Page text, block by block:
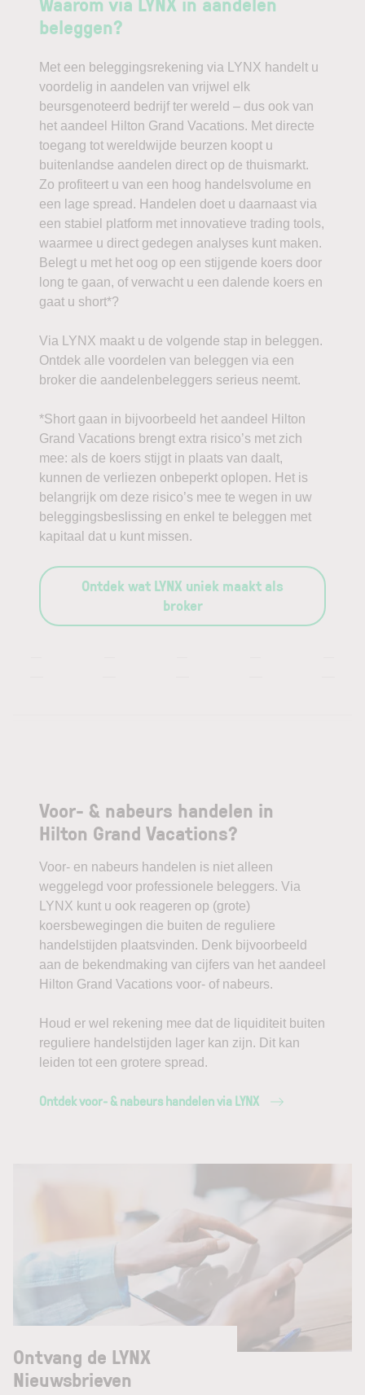
beleggen?
Met een beleggingsrekening via LYNX handelt u
voordelig in aandelen van vrijwel elk
beursgenoteerd bedrijf ter wereld – dus ook van
het aandeel Hilton Grand Vacations. Met directe
toegang tot wereldwijde beurzen koopt u
buitenlandse aandelen direct op de thuismarkt.
Zo profiteert u van een hoog handelsvolume en
een lage spread. Handelen doet u daarnaast via
een stabiel platform met innovatieve trading tools,
waarmee u direct gedegen analyses kunt maken.
Belegt u met het oog op een stijgende koers door
long te gaan, of verwacht u een dalende koers en
gaat u short*?
Via LYNX maakt u de volgende stap in beleggen.
Ontdek alle voordelen van beleggen via een
broker die aandelenbeleggers serieus neemt.
*Short gaan in bijvoorbeeld het aandeel Hilton
Grand Vacations brengt extra risico’s met zich
mee: als de koers stijgt in plaats van daalt,
kunnen de verliezen onbeperkt oplopen. Het is
belangrijk om deze risico’s mee te wegen in uw
beleggingsbeslissing en enkel te beleggen met
kapitaal dat u kunt missen.
Ontdek wat LYNX uniek maakt als
broker
Voor- & nabeurs handelen in
Hilton Grand Vacations?
Voor- en nabeurs handelen is niet alleen
weggelegd voor professionele beleggers. Via
LYNX kunt u ook reageren op (grote)
koersbewegingen die buiten de reguliere
handelstijden plaatsvinden. Denk bijvoorbeeld
aan de bekendmaking van cijfers van het aandeel
Hilton Grand Vacations voor- of nabeurs.
Houd er wel rekening mee dat de liquiditeit buiten
reguliere handelstijden lager kan zijn. Dit kan
leiden tot een grotere spread.
Ontdek voor- & nabeurs handelen via LYNX
Ontvang de LYNX
Nieuwsbrieven